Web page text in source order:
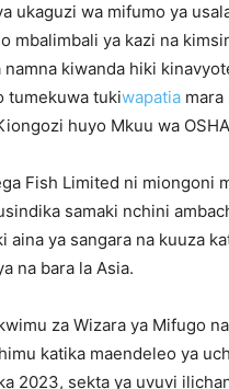
ukaguzi wa mifumo ya
mbalimbali ya kazi na
kiwanda hiki
tumekuwa tukiwapatia mara
huyo Mkuu wa
Fish Limited ni miongoni
samaki nchini
aina ya sangara na kuuza
na bara la Asia.
za Wizara ya Mifugo
katika maendeleo ya
2023, sekta ya uvuvi